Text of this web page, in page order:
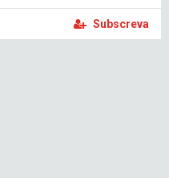
Subscreva